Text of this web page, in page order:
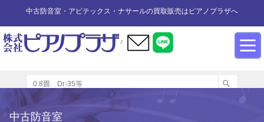
中古防音室・アビテックス・ナサールの買取販売はピアノプラザへ
/
カワイ防音ルーム
防音室中古
防音室買取
防音室設置のアドバイス
インフォメーション
中古防音室